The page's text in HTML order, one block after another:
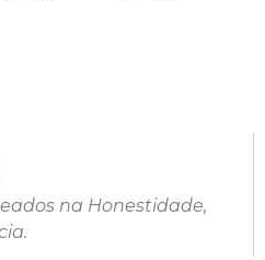
na Honestidade,